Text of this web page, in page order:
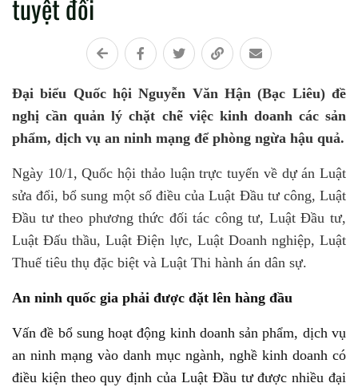
tuyệt đối
Đại biểu Quốc hội Nguyễn Văn Hận (Bạc Liêu) đề
nghị cần quản lý chặt chẽ việc kinh doanh các sản
phẩm, dịch vụ an ninh mạng để phòng ngừa hậu quả.
Ngày 10/1, Quốc hội thảo luận trực tuyến về dự án Luật
sửa đổi, bổ sung một số điều của Luật Đầu tư công, Luật
Đầu tư theo phương thức đối tác công tư, Luật Đầu tư,
Luật Đấu thầu, Luật Điện lực, Luật Doanh nghiệp, Luật
Thuế tiêu thụ đặc biệt và Luật Thi hành án dân sự.
An ninh quốc gia phải được đặt lên hàng đầu
Vấn đề bổ sung hoạt động kinh doanh sản phẩm, dịch vụ
an ninh mạng vào danh mục ngành, nghề kinh doanh có
điều kiện theo quy định của Luật Đầu tư được nhiều đại